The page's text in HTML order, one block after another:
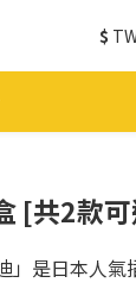
$
[共2款
」是日本人